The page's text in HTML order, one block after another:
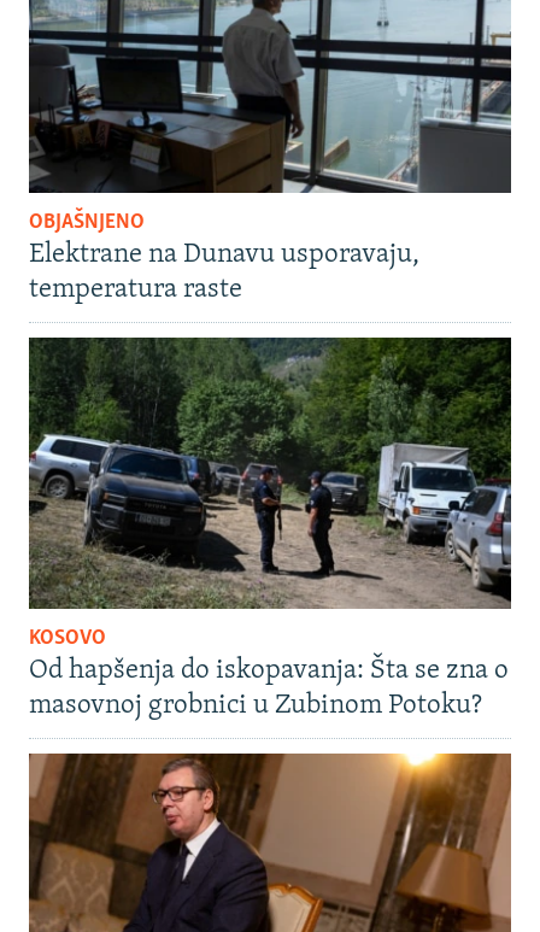
OBJAŠNJENO
Elektrane na Dunavu usporavaju,
temperatura raste
KOSOVO
Od hapšenja do iskopavanja: Šta se zna o
masovnoj grobnici u Zubinom Potoku?